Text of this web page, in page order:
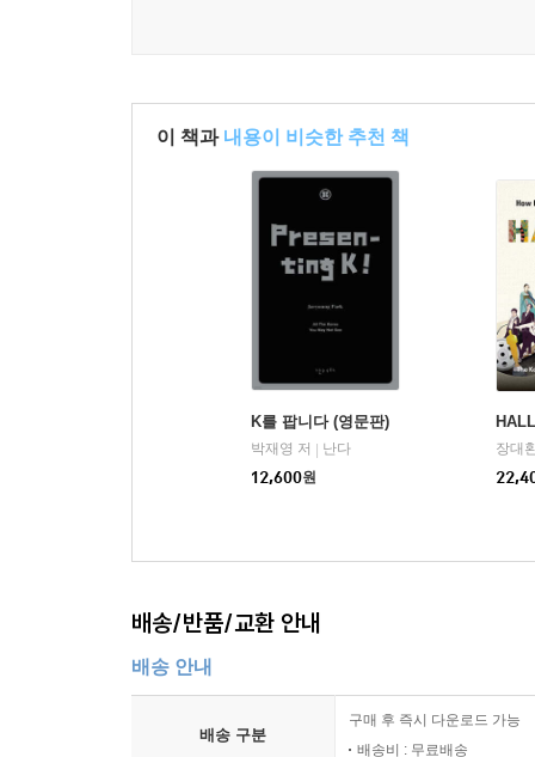
이 책과 내용이 비슷한 추천 책
K를 팝니다 (영문판)
박재영 저
난다
12,600원
장대
배송/반품/교환 안내
배송 안내
배송 구분
구매 후 즉시 다운로드 가능
배송비 : 무료배송